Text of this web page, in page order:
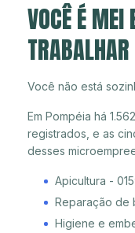
VOCÊ É MEI
Você não está
Em Pompéia há
registrados, e as
desses
Apicultura -
Reparação de
Higiene e